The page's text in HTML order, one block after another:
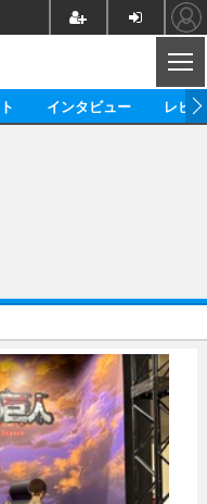
海外
ビジネス
アーティスト
実写
イベント
座談会
映画/ドラマ
ABEMA Cafe
インタビュー レビ